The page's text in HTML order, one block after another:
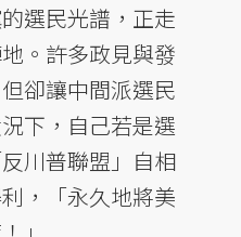
選民光譜，正走
。許多政見與發
卻讓中間派選民
下，自己若是選
川普聯盟」自相
，「永久地將美